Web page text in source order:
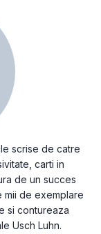
scrise de catre
carti in
de un succes
mii de exemplare
si contureaza
Usch Luhn.